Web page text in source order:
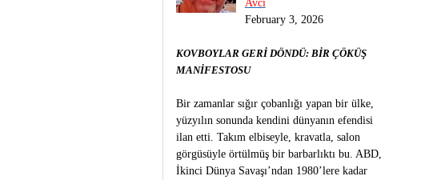
Avcı
February 3, 2026
KOVBOYLAR GERİ DÖNDÜ: BİR ÇÖKÜŞ
MANİFESTOSU
Bir zamanlar sığır çobanlığı yapan bir ülke,
yüzyılın sonunda kendini dünyanın efendisi
ilan etti. Takım elbiseyle, kravatla, salon
görgüsüyle örtülmüş bir barbarlıktı bu. ABD,
İkinci Dünya Savaşı’ndan 1980’lere kadar